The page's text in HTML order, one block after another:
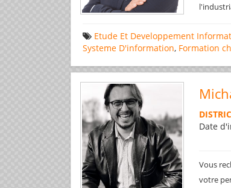
Etude Et Developpement
Systeme D'information, Formation
Date
Vous
votre